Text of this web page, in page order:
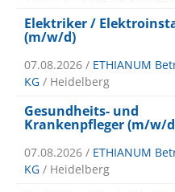
Elektriker /
(m/w/d)
07.08.2026 / ETHIANUM
KG / Heidelberg
Gesundheits- und
Krankenpfleger (m/w/
07.08.2026 / ETHIANUM
KG / Heidelberg